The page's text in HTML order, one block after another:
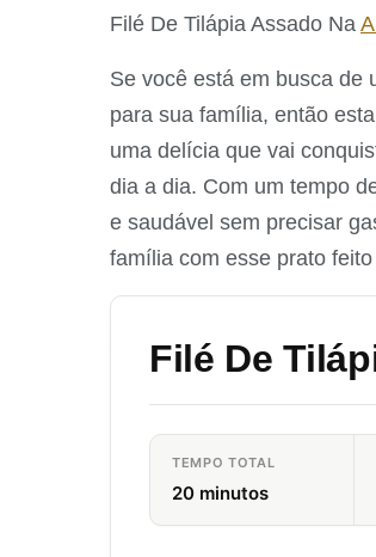
Filé De Tilápia Assado Na
Se você está em busca de
para sua família, então
uma delícia que vai
dia a dia. Com um tempo
e saudável sem precisar
família com esse prato
Filé De
TEMPO TOTAL
20 minutos